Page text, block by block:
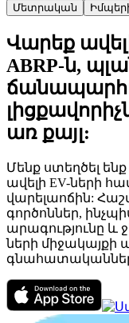
Մետրական
Վարեք
ABRP-ն,
առ քայլ:
Մենք ստեղծել
ավելի EV-ների
վարելաոճին:
գործոններ,
արագությունը և
ների